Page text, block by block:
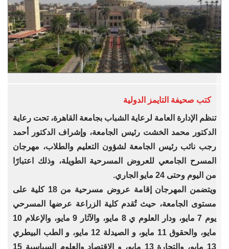
كتب صحيفة التايمز الدولية
تنظم الإدارة العامة لرعاية الشباب بجامعة القاهرة، تحت رعاية
الدكتور محمد الخشت رئيس الجامعة، وإشراف الدكتور أحمد
رجب نائب رئيس الجامعة لشؤون التعليم والطلاب، مهرجان
المسرح الجامعي للعروض المسرحية الطويلة، وذلك اعتبارًا
من اليوم وحتى 24 مايو الجاري.
ويتضمن المهرجان إقامة عروض مسرحية من 18 كلية على
مستوى الجامعة، حيث تُقدم كلية الزراعة عرضها المسرحي
يوم 7 مايو، ودار العلوم ي 8 مايو، والآثار 9 مايو، والإعلام 10
مايو، والحقوق 11 مايو، و الصيدلة 12 مايو، و الطب البيطري
13 مايو، والتجارة 13 مايو، و الاقتصاد والعلوم السياسية 15